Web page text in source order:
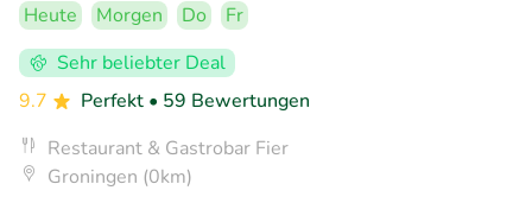
Heute Morgen Do
Fr
Sehr beliebter Deal
9.7
Perfekt • 59 Bewertungen
Restaurant & Gastrobar Fier
Groningen (0km)